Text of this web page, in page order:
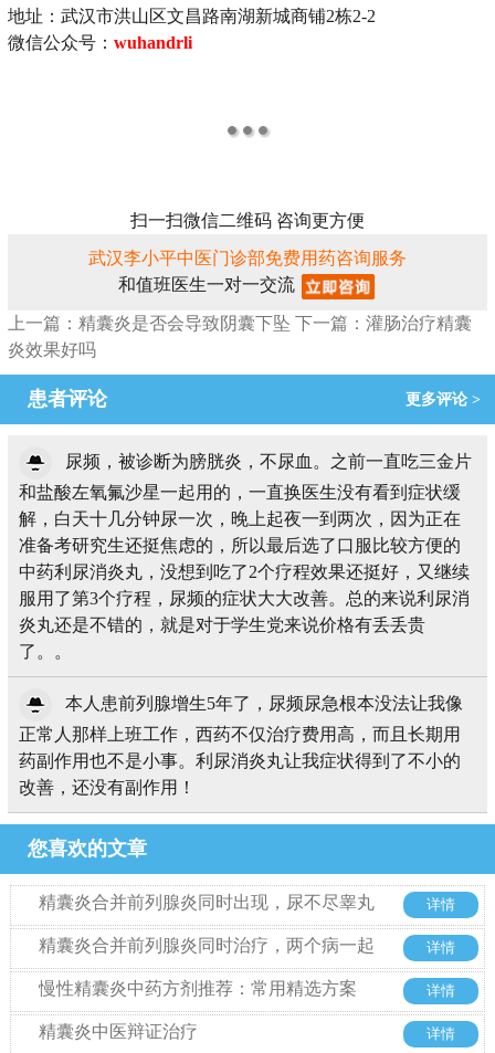
地址：武汉市洪山区文昌路南湖新城商铺2栋2-2
微信公众号： wuhandrli
扫一扫微信二维码 咨询更方便
武汉李小平中医门诊部免费用药咨询服务
和值班医生一对一交流
上一篇：精囊炎是否会导致阴囊下坠 下一篇：灌肠治疗精囊
炎效果好吗
患者评论 更多评论 >
尿频，被诊断为膀胱炎，不尿血。之前一直吃三金片
和盐酸左氧氟沙星一起用的，一直换医生没有看到症状缓
解，白天十几分钟尿一次，晚上起夜一到两次，因为正在
准备考研究生还挺焦虑的，所以最后选了口服比较方便的
中药利尿消炎丸，没想到吃了2个疗程效果还挺好，又继续
服用了第3个疗程，尿频的症状大大改善。总的来说利尿消
炎丸还是不错的，就是对于学生党来说价格有丢丢贵
了。。
本人患前列腺增生5年了，尿频尿急根本没法让我像
正常人那样上班工作，西药不仅治疗费用高，而且长期用
药副作用也不是小事。利尿消炎丸让我症状得到了不小的
改善，还没有副作用！
您喜欢的文章
精囊炎合并前列腺炎同时出现，尿不尽睾丸
胀痛到底该怎么办?
详情
精囊炎合并前列腺炎同时治疗，两个病一起
来从哪里入手
详情
慢性精囊炎中药方剂推荐：常用精选方案 详情
精囊炎中医辩证治疗 详情